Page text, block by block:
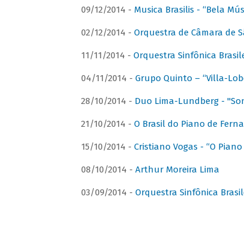
09/12/2014 - Musica Brasilis - “Bela
02/12/2014 - Orquestra de Câmara de
11/11/2014 - Orquestra Sinfônica
04/11/2014 - Grupo Quinto – “Villa-
28/10/2014 - Duo Lima-Lundberg -
21/10/2014 - O Brasil do Piano de
15/10/2014 - Cristiano Vogas - “O
08/10/2014 - Arthur Moreira Lima
03/09/2014 - Orquestra Sinfônica